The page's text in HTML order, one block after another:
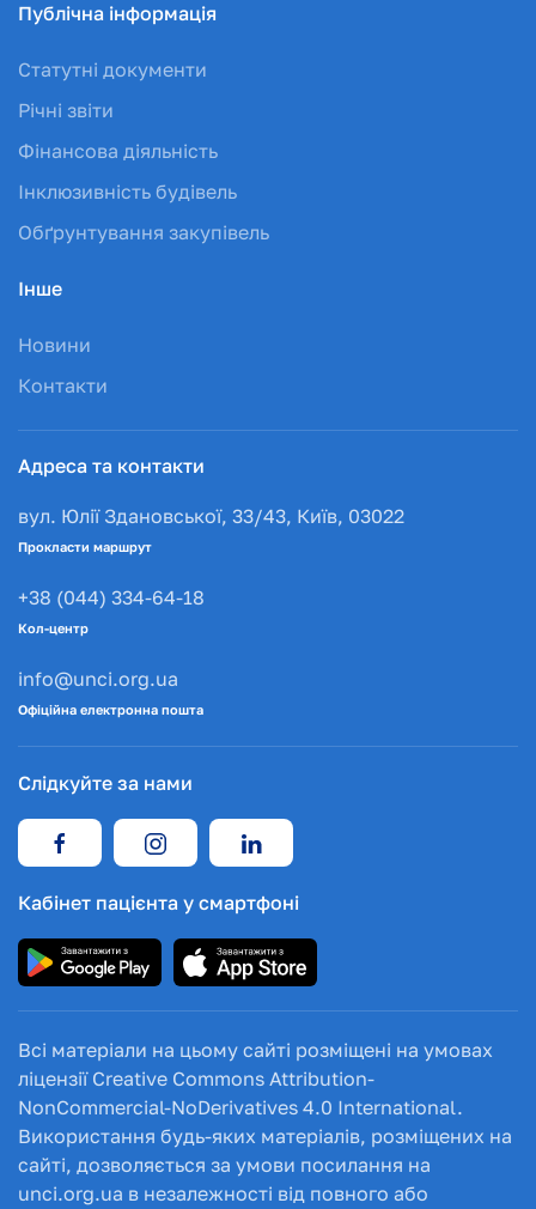
Публічна інформація
Статутні документи
Річні звіти
Фінансова діяльність
Інклюзивність будівель
Обґрунтування закупівель
Інше
Новини
Контакти
Адреса та контакти
вул. Юлії Здановської, 33/43, Київ, 03022
Прокласти маршрут
+38 (044) 334-64-18
Кол-центр
info@unci.org.ua
Офіційна електронна пошта
Слідкуйте за нами
Кабінет пацієнта у смартфоні
Всі матеріали на цьому сайті розміщені на умовах
ліцензії Creative Commons Attribution-
NonCommercial-NoDerivatives 4.0 International.
Використання будь-яких матеріалів, розміщених на
сайті, дозволяється за умови посилання на
unci.org.ua в незалежності від повного або